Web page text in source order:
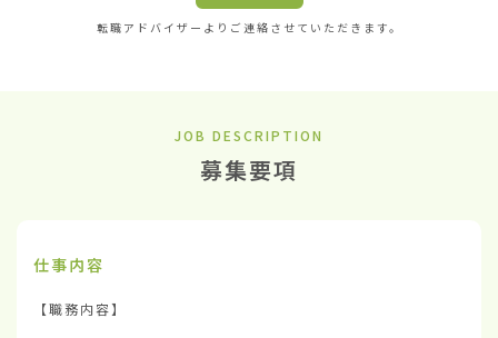
転職アドバイザーよりご連絡させていただきます。
JOB DESCRIPTION
募集要項
仕事内容
【職務内容】